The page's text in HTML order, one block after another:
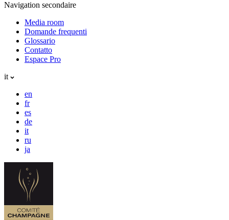
Navigation secondaire
Media room
Domande frequenti
Glossario
Contatto
Espace Pro
it
en
fr
es
de
it
ru
ja